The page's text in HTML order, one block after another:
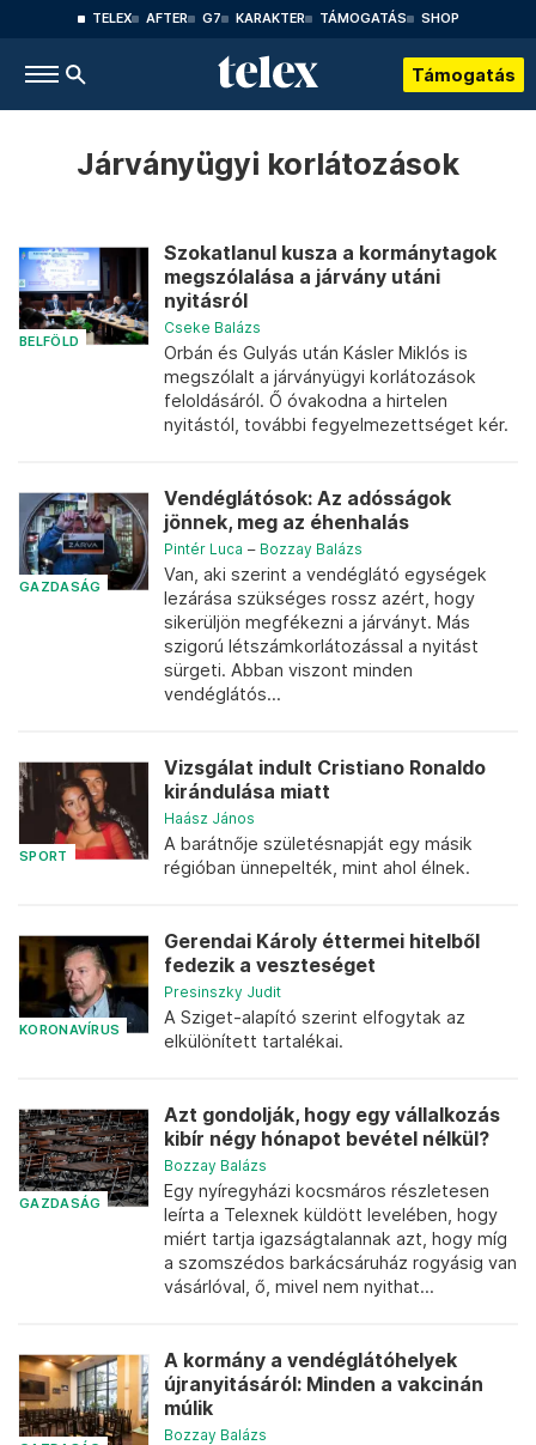
TELEX AFTER G7 KARAKTER TÁMOGATÁS SHOP
Támogatás
Járványügyi korlátozások
BELFÖLD
Szokatlanul kusza a kormánytagok
megszólalása a járvány utáni
nyitásról
Cseke Balázs
Orbán és Gulyás után Kásler Miklós is
megszólalt a járványügyi korlátozások
feloldásáról. Ő óvakodna a hirtelen
nyitástól, további fegyelmezettséget kér.
GAZDASÁG
Vendéglátósok: Az adósságok
jönnek, meg az éhenhalás
Pintér Luca – Bozzay Balázs
Van, aki szerint a vendéglátó egységek
lezárása szükséges rossz azért, hogy
sikerüljön megfékezni a járványt. Más
szigorú létszámkorlátozással a nyitást
sürgeti. Abban viszont minden
vendéglátós...
SPORT
Vizsgálat indult Cristiano Ronaldo
kirándulása miatt
Haász János
A barátnője születésnapját egy másik
régióban ünnepelték, mint ahol élnek.
KORONAVÍRUS
Gerendai Károly éttermei hitelből
fedezik a veszteséget
Presinszky Judit
A Sziget-alapító szerint elfogytak az
elkülönített tartalékai.
GAZDASÁG
Azt gondolják, hogy egy vállalkozás
kibír négy hónapot bevétel nélkül?
Bozzay Balázs
Egy nyíregyházi kocsmáros részletesen
leírta a Telexnek küldött levelében, hogy
miért tartja igazságtalannak azt, hogy míg
a szomszédos barkácsáruház rogyásig van
vásárlóval, ő, mivel nem nyithat...
A kormány a vendéglátóhelyek
újranyitásáról: Minden a vakcinán
múlik
Bozzay Balázs